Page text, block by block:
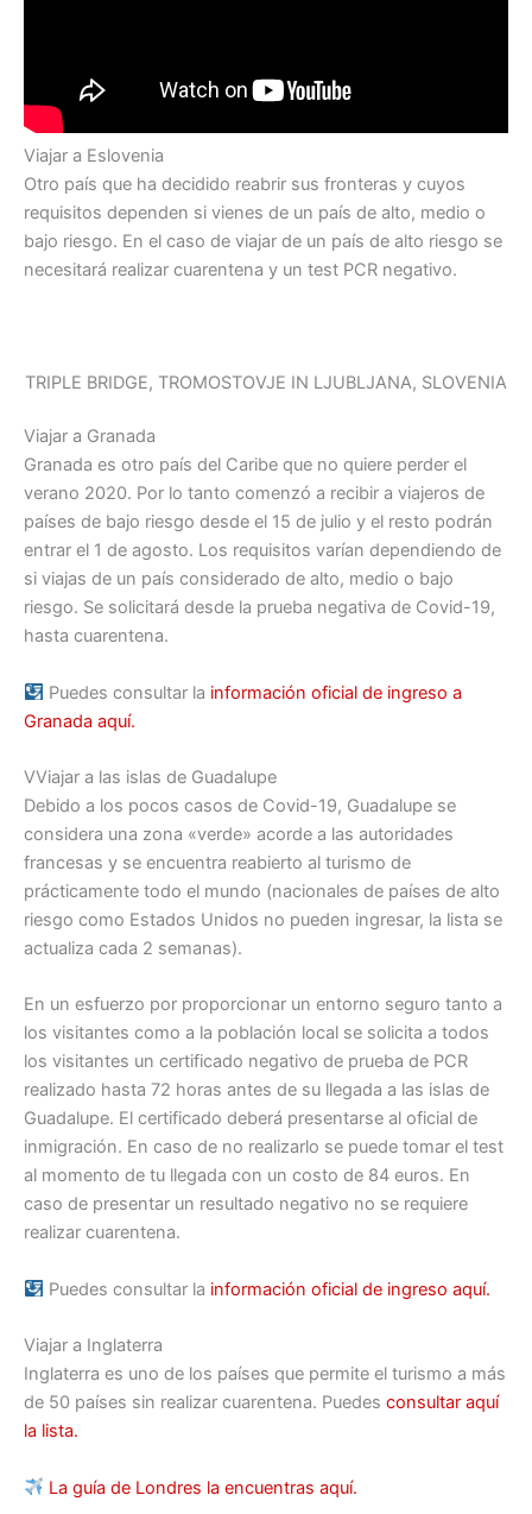
Viajar a Eslovenia
Otro país que ha decidido reabrir sus fronteras y cuyos
requisitos dependen si vienes de un país de alto, medio o
bajo riesgo. En el caso de viajar de un país de alto riesgo se
necesitará realizar cuarentena y un test PCR negativo.
TRIPLE BRIDGE, TROMOSTOVJE IN LJUBLJANA, SLOVENIA
Viajar a Granada
Granada es otro país del Caribe que no quiere perder el
verano 2020. Por lo tanto comenzó a recibir a viajeros de
países de bajo riesgo desde el 15 de julio y el resto podrán
entrar el 1 de agosto. Los requisitos varían dependiendo de
si viajas de un país considerado de alto, medio o bajo
riesgo. Se solicitará desde la prueba negativa de Covid-19,
hasta cuarentena.
Puedes consultar la información oficial de ingreso a
Granada aquí.
VViajar a las islas de Guadalupe
Debido a los pocos casos de Covid-19, Guadalupe se
considera una zona «verde» acorde a las autoridades
francesas y se encuentra reabierto al turismo de
prácticamente todo el mundo (nacionales de países de alto
riesgo como Estados Unidos no pueden ingresar, la lista se
actualiza cada 2 semanas).
En un esfuerzo por proporcionar un entorno seguro tanto a
los visitantes como a la población local se solicita a todos
los visitantes un certificado negativo de prueba de PCR
realizado hasta 72 horas antes de su llegada a las islas de
Guadalupe. El certificado deberá presentarse al oficial de
inmigración. En caso de no realizarlo se puede tomar el test
al momento de tu llegada con un costo de 84 euros. En
caso de presentar un resultado negativo no se requiere
realizar cuarentena.
Puedes consultar la información oficial de ingreso aquí.
Viajar a Inglaterra
Inglaterra es uno de los países que permite el turismo a más
de 50 países sin realizar cuarentena. Puedes consultar aquí
la lista.
La guía de Londres la encuentras aquí.